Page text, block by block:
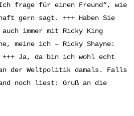
frage für einen Freund“, wie
gern sagt. +++ Haben Sie
auch immer mit Ricky King
meine ich – Ricky Shayne:
Ja, da bin ich wohl echt
an der Weltpolitik damals. Falls
noch liest: Gruß an die